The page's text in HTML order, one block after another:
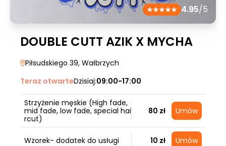
4.95/5
DOUBLE CUTT AZIK X MYCHA
Piłsudskiego 39, Wałbrzych
Teraz otwarteDzisiaj:09:00-17:00
Strzyżenie męskie (High fade,
mid fade, low fade, special hai
rcut)
80 zł Umów
Wzorek- dodatek do usługi 10 zł Umów